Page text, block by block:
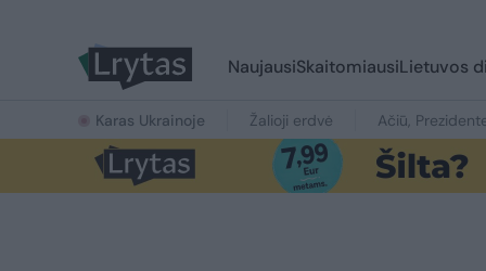
NaujausiSkaitomiausiLietuvos
Karas Ukrainoje Žalioji erdvė Ačiū,